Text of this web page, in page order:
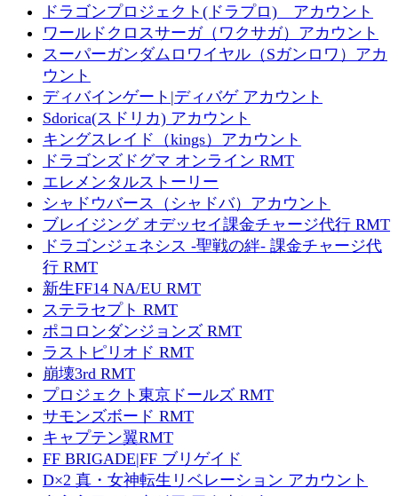
ドラゴンプロジェクト(ドラプロ) アカウント
ワールドクロスサーガ（ワクサガ）アカウント
スーパーガンダムロワイヤル（Sガンロワ）アカ
ウント
ディバインゲート|ディバゲ アカウント
Sdorica(スドリカ) アカウント
キングスレイド（kings）アカウント
ドラゴンズドグマ オンライン RMT
エレメンタルストーリー
シャドウバース（シャドバ）アカウント
ブレイジング オデッセイ課金チャージ代行 RMT
ドラゴンジェネシス -聖戦の絆- 課金チャージ代
行 RMT
新生FF14 NA/EU RMT
ステラセプト RMT
ポコロンダンジョンズ RMT
ラストピリオド RMT
崩壊3rd RMT
プロジェクト東京ドールズ RMT
サモンズボード RMT
キャプテン翼RMT
FF BRIGADE|FF ブリゲイド
D×2 真・女神転生リベレーション アカウント